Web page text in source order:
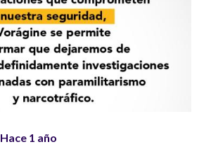
Hace 1 año